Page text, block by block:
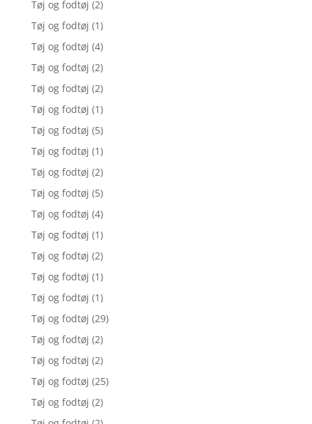
Tøj og fodtøj (2)
Tøj og fodtøj (1)
Tøj og fodtøj (4)
Tøj og fodtøj (2)
Tøj og fodtøj (2)
Tøj og fodtøj (1)
Tøj og fodtøj (5)
Tøj og fodtøj (1)
Tøj og fodtøj (2)
Tøj og fodtøj (5)
Tøj og fodtøj (4)
Tøj og fodtøj (1)
Tøj og fodtøj (2)
Tøj og fodtøj (1)
Tøj og fodtøj (1)
Tøj og fodtøj (29)
Tøj og fodtøj (2)
Tøj og fodtøj (2)
Tøj og fodtøj (25)
Tøj og fodtøj (2)